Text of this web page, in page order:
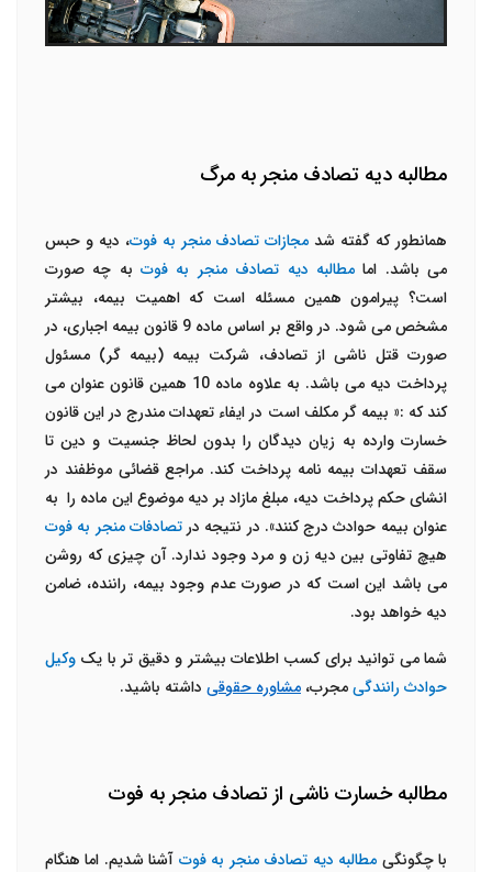
مطالبه دیه تصادف منجر به مرگ
همانطور که گفته شد مجازات تصادف منجر به فوت، دیه و حبس
می باشد. امامطالبه دیه تصادف منجر به فوتبه چه صورت
است؟ پیرامون همین مسئله است که اهمیت بیمه، بیشتر
مشخص می شود. در واقع بر اساس ماده 9 قانون بیمه اجباری، در
صورت قتل ناشی از تصادف، شرکت بیمه (بیمه گر) مسئول
پرداخت دیه می باشد. به علاوه ماده 10 همین قانون عنوان می
کند که :« بیمه گر مکلف است در ایفاء تعهدات مندرج در این قانون
خسارت وارده به زیان دیدگان را بدون لحاظ جنسیت و دین تا
سقف تعهدات بیمه نامه پرداخت کند. مراجع قضائی موظفند در
انشای حکم پرداخت دیه، مبلغ مازاد بر دیه موضوع این ماده را به
عنوان بیمه حوادث درج کنند». در نتیجه درتصادفات منجر به فوت
هیچ تفاوتی بین دیه زن و مرد وجود ندارد. آن چیزی که روشن
می باشد این است که در صورت عدم وجود بیمه، راننده، ضامن
دیه خواهد بود.
شما می توانید برای کسب اطلاعات بیشتر و دقیق تر با یک وکیل
حوادث رانندگیمجرب، مشاوره حقوقی داشته باشید.
مطالبه خسارت ناشی از تصادف منجر به فوت
با چگونگی مطالبه دیه تصادف منجر به فوت آشنا شدیم. اما هنگام